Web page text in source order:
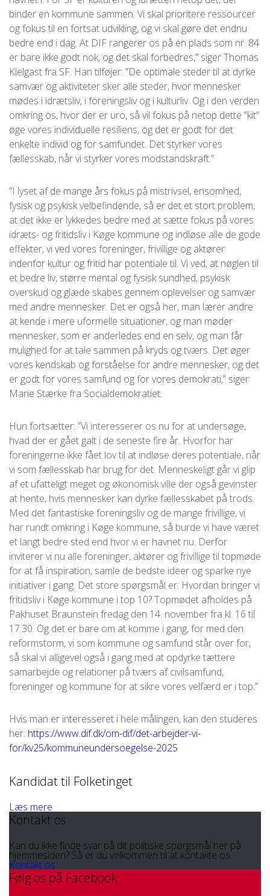
binder en kommune sammen. Vi skal prioritere ressourcer
og fokus til en fortsat udvikling, og vi skal gøre det endnu
bedre end i dag. At DIF rangerer os på en plads som nr. 84
er bare ikke godt nok, og det skal forbedres,” siger Thomas
Kielgast fra SF. Han tilføjer: ”De optimale steder til at dyrke
samvær og aktiviteter sker alle steder, hvor mennesker
mødes i idrætsliv, i foreningsliv og i kulturliv. Og i den verden
omkring os, hvor der er uro, så vil fokus på netop dette ”kit”
øge vores individuelle resiliens, og det er godt for det
enkelte individ og for samfundet. Det styrker vores
fællesskab, når vi styrker vores modstandskraft.”
”I lyset af de mange års fokus på mistrivsel, ensomhed,
fysisk og psykisk velbefindende, så er det et stort problem,
at det ikke er lykkedes bedre med at sætte fokus på vores
idræts- og fritidsliv i Køge kommune og indløse alle de gode
effekter, vi ved vores foreninger, frivillige og aktører
indenfor kultur og fritid har potentiale til. Vi ved, at nøglen til
et bedre liv, større mental og fysisk sundhed, psykisk
overskud og glæde skabes gennem oplevelser og samvær
med andre mennesker. Det er også her, man lærer andre
at kende i mere uformelle situationer, og man møder
mennesker, som er anderledes end en selv, og man får
mulighed for at tale sammen på kryds og tværs. Det øger
vores kendskab og forståelse for andre mennesker, og det
er godt for vores samfund og for vores demokrati,” siger
Marie Stærke fra Socialdemokratiet.
Hun fortsætter: ”Vi interesserer os nu for at undersøge,
hvad der er gået galt i de seneste fire år. Hvorfor har
foreningerne ikke fået lov til at indløse deres potentiale, når
vi som fællesskab har brug for det. Menneskeligt går vi glip
af et ufatteligt meget og økonomisk ville der også gevinster
at hente, hvis mennesker kan dyrke fællesskabet på trods.
Med det fantastiske foreningsliv og de mange frivillige, vi
har rundt omkring i Køge kommune, så burde vi have været
et langt bedre sted end hvor vi er havnet nu. Derfor
inviterer vi nu alle foreninger, aktører og frivillige til topmøde
for at få inspiration, samle de bedste ideer og sparke nye
initiativer i gang. Det store spørgsmål er: Hvordan bringer vi
fritidsliv i Køge kommune i top 10? Topmødet afholdes på
Pakhuset Braunstein fredag den 14. november fra kl. 16 til
17.30. Og det er bare om at komme i gang, for med den
reformstorm, vi som kommune og samfund står over for,
så skal vi alligevel også i gang med at opdyrke tættere
samarbejde og relationer på tværs af civilsamfund,
foreninger og kommune for at sikre vores velfærd er i top.”
Hvis man er interesseret i hele målingen, kan den studeres
her: https://www.dif.dk/om-dif/det-arbejder-vi-
for/kv25/kommuneundersoegelse-2025
Kandidat til Folketinget
Læs mere
Kontakt os
Kan du ikke finde svar på dit politiske spørgsmål her på
hjemmesiden? Så er du velkommen til at kontakte os.
Kontakt os
Følg os på Facebook